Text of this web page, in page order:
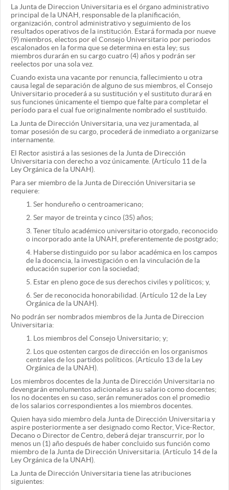
La Junta de Direccion Universitaria es el órgano administrativo
principal de la UNAH, responsable de la planificación,
organización, control administrativo y seguimiento de los
resultados operativos de la institución. Estará formada por nueve
(9) miembros, electos por el Consejo Universitario por periodos
escalonados en la forma que se determina en esta ley; sus
miembros durarán en su cargo cuatro (4) años y podrán ser
reelectos por una sola vez.
Cuando exista una vacante por renuncia, fallecimiento u otra
causa legal de separación de alguno de sus miembros, el Consejo
Universitario procederá a su sustitución y el sustituto durará en
sus funciones únicamente el tiempo que falte para completar el
período para el cual fue originalmente nombrado el sustituido.
La Junta de Dirección Universitaria, una vez juramentada, al
tomar posesión de su cargo, procederá de inmediato a organizarse
internamente.
El Rector asistirá a las sesiones de la Junta de Dirección
Universitaria con derecho a voz únicamente. (Artículo 11 de la
Ley Orgánica de la UNAH).
Para ser miembro de la Junta de Dirección Universitaria se
requiere:
1. Ser hondureño o centroamericano;
2. Ser mayor de treinta y cinco (35) años;
3. Tener título académico universitario otorgado, reconocido
o incorporado ante la UNAH, preferentemente de postgrado;
4. Haberse distinguido por su labor académica en los campos
de la docencia, la investigación o en la vinculación de la
educación superior con la sociedad;
5. Estar en pleno goce de sus derechos civiles y políticos; y,
6. Ser de reconocida honorabilidad. (Artículo 12 de la Ley
Orgánica de la UNAH).
No podrán ser nombrados miembros de la Junta de Direccion
Universitaria:
1. Los miembros del Consejo Universitario; y;
2. Los que ostenten cargos de dirección en los organismos
centrales de los partidos políticos. (Artículo 13 de la Ley
Orgánica de la UNAH).
Los miembros docentes de la Junta de Dirección Universitaria no
devengarán emolumentos adicionales a su salario como docentes;
los no docentes en su caso, serán remunerados con el promedio
de los salarios correspondientes a los miembros docentes.
Quien haya sido miembro dela Junta de Dirección Universitaria y
aspire posteriormente a ser designado como Rector, Vice-Rector,
Decano o Director de Centro, deberá dejar transcurrir, por lo
menos un (1) año después de haber concluido sus función como
miembro de la Junta de Dirección Universitaria. (Artículo 14 de la
Ley Orgánica de la UNAH).
La Junta de Dirección Universitaria tiene las atribuciones
siguientes: